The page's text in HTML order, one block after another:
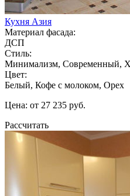
Кухня Азия
Материал фасада:
ДСП
Стиль:
Минимализм, Современный,
Цвет:
Белый, Кофе с молоком, Орех
Цена: от 27 235 руб.
Рассчитать